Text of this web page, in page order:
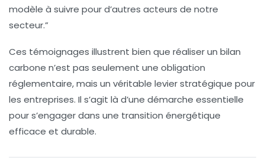
modèle à suivre pour d’autres acteurs de notre
secteur.”
Ces témoignages illustrent bien que réaliser un bilan
carbone n’est pas seulement une obligation
réglementaire, mais un véritable levier stratégique pour
les entreprises. Il s’agit là d’une démarche essentielle
pour s’engager dans une transition énergétique
efficace et durable.